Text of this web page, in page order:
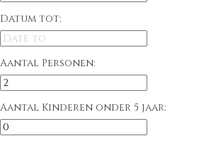
Datum tot:
Aantal Personen:
Aantal Kinderen onder 5 jaar: